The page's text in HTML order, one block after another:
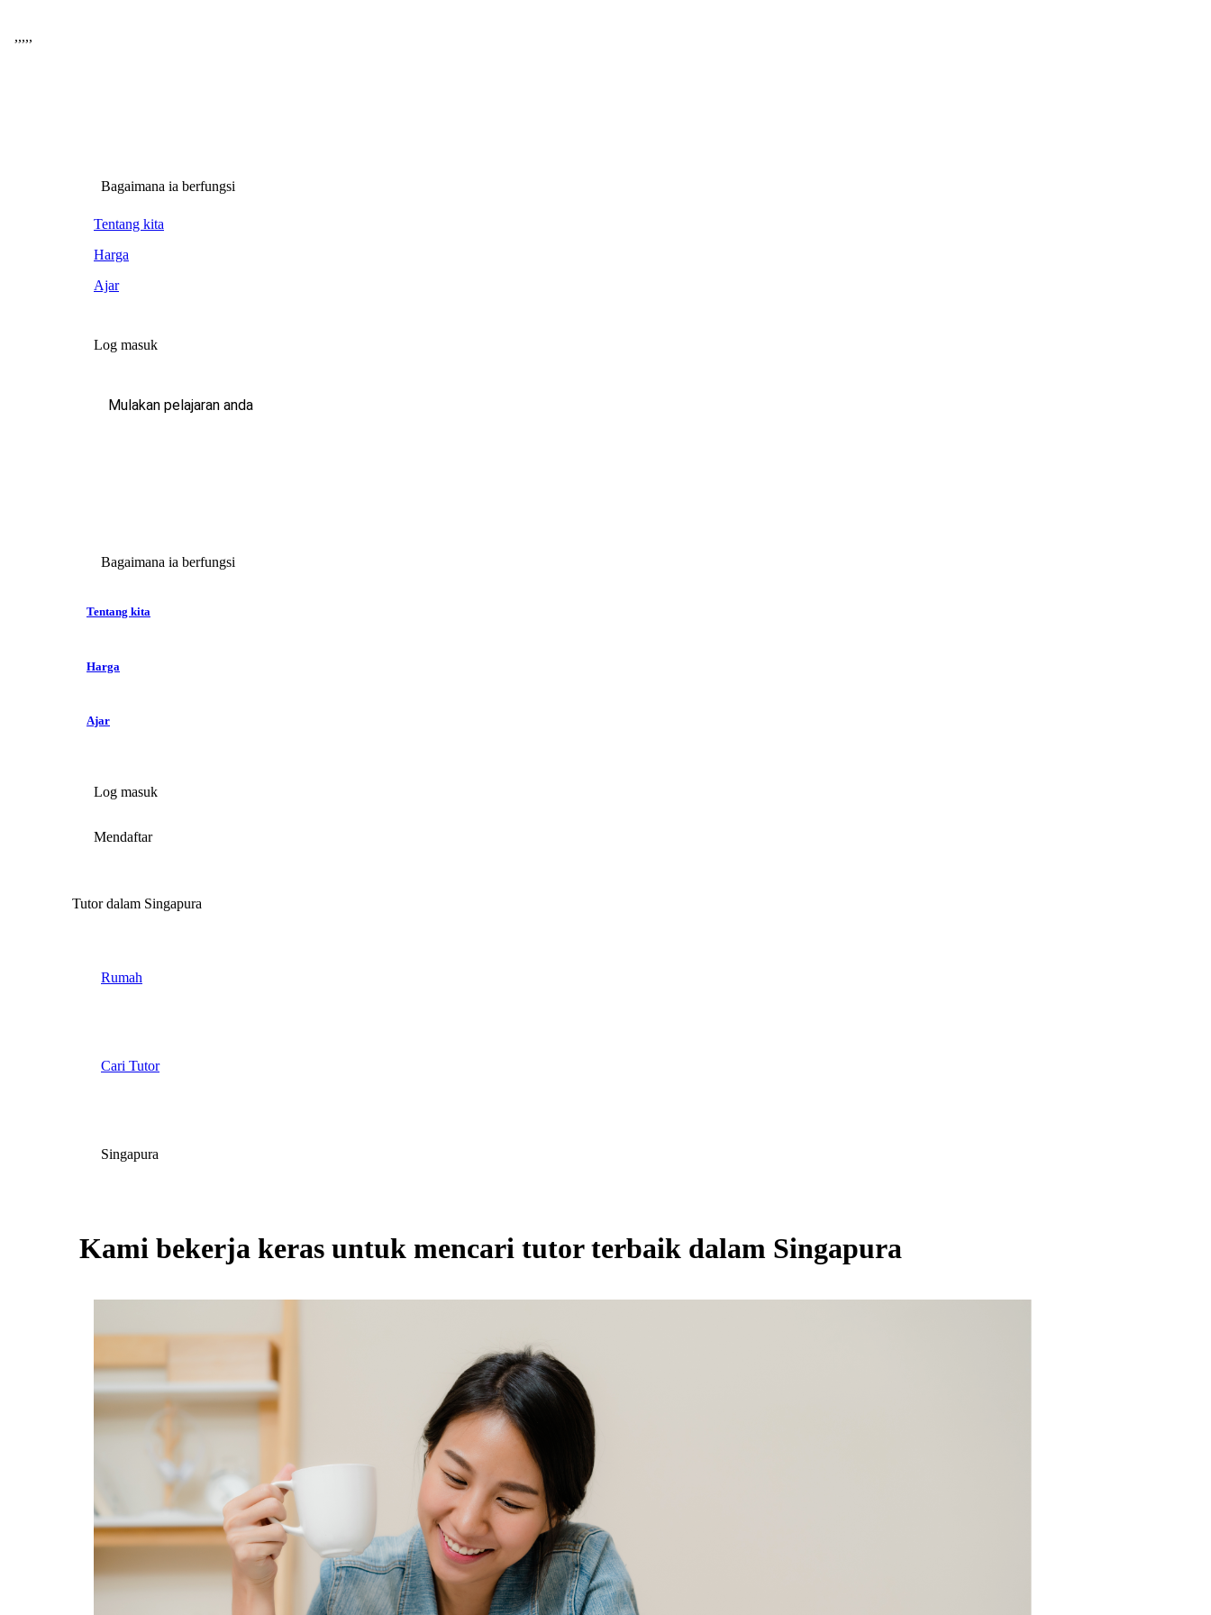
,,,,,
Bagaimana ia berfungsi
Tentang kita
Harga
Ajar
Log masuk
Mulakan pelajaran anda
Bagaimana ia berfungsi
Tentang kita
Harga
Ajar
Log masuk
Mendaftar
Tutor dalam Singapura
Rumah
Cari Tutor
Singapura
Kami bekerja keras untuk mencari tutor terbaik dalam Singapura